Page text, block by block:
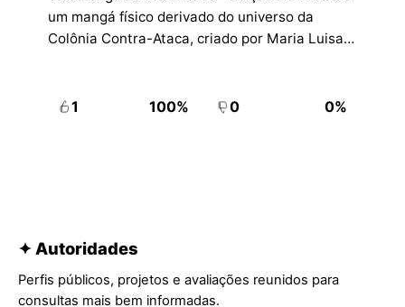
um mangá físico derivado do universo da
Colônia Contra-Ataca, criado por Maria Luisa
se apresenta como uma publicação de
edição definitiva reúne histórias já publicadas,
ajustes, correções e material inédito,
reforçando sua proposta de versão expandida
1 100% 0 0%
✦ Autoridades
Perfis públicos, projetos e avaliações reunidos para
consultas mais bem informadas.